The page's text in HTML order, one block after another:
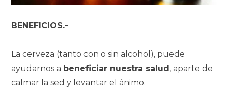
BENEFICIOS.-
La cerveza (tanto con o sin alcohol), puede
ayudarnos a beneficiar nuestra salud, aparte de
calmar la sed y levantar el ánimo.